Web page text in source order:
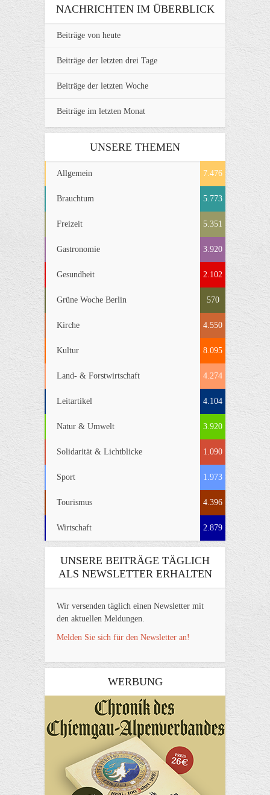
NACHRICHTEN IM ÜBERBLICK
Beiträge von heute
Beiträge der letzten drei Tage
Beiträge der letzten Woche
Beiträge im letzten Monat
UNSERE THEMEN
Allgemein 7.476
Brauchtum 5.773
Freizeit 5.351
Gastronomie 3.920
Gesundheit 2.102
Grüne Woche Berlin 570
Kirche 4.550
Kultur 8.095
Land- & Forstwirtschaft 4.274
Leitartikel 4.104
Natur & Umwelt 3.920
Solidarität & Lichtblicke 1.090
Sport 1.973
Tourismus 4.396
Wirtschaft 2.879
UNSERE BEITRÄGE TÄGLICH
ALS NEWSLETTER ERHALTEN
Wir versenden täglich einen Newsletter mit
den aktuellen Meldungen.
Melden Sie sich für den Newsletter an!
WERBUNG